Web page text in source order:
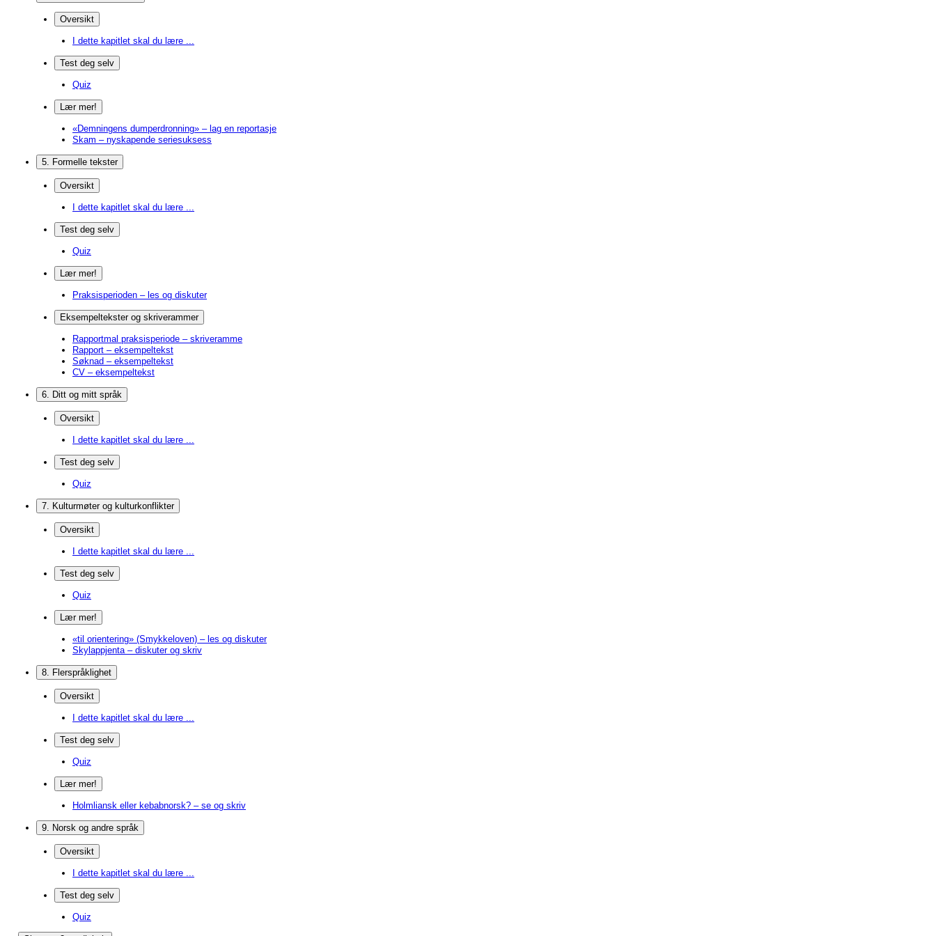
Oversikt
I dette kapitlet skal du lære ...
Test deg selv
Quiz
Lær mer!
«Demningens dumperdronning» – lag en reportasje
Skam – nyskapende seriesuksess
5. Formelle tekster
Oversikt
I dette kapitlet skal du lære ...
Test deg selv
Quiz
Lær mer!
Praksisperioden – les og diskuter
Eksempeltekster og skriverammer
Rapportmal praksisperiode – skriveramme
Rapport – eksempeltekst
Søknad – eksempeltekst
CV – eksempeltekst
6. Ditt og mitt språk
Oversikt
I dette kapitlet skal du lære ...
Test deg selv
Quiz
7. Kulturmøter og kulturkonflikter
Oversikt
I dette kapitlet skal du lære ...
Test deg selv
Quiz
Lær mer!
«til orientering» (Smykkeloven) – les og diskuter
Skylappjenta – diskuter og skriv
8. Flerspråklighet
Oversikt
I dette kapitlet skal du lære ...
Test deg selv
Quiz
Lær mer!
Holmliansk eller kebabnorsk? – se og skriv
9. Norsk og andre språk
Oversikt
I dette kapitlet skal du lære ...
Test deg selv
Quiz